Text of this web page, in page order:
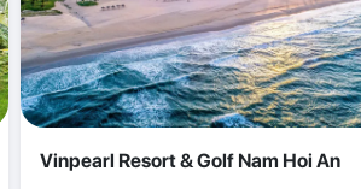
Vinpearl Resort & Golf Nam Hoi An